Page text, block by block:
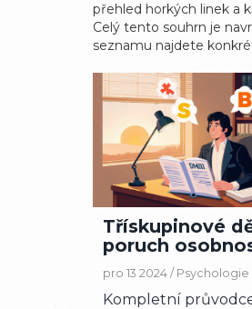
přehled horkých linek a
Celý tento souhrn je
seznamu najdete
Třískupinové
poruch
podrobný
klastry A, B, C
pro 13 2024 / Psychologie a
Kompletní